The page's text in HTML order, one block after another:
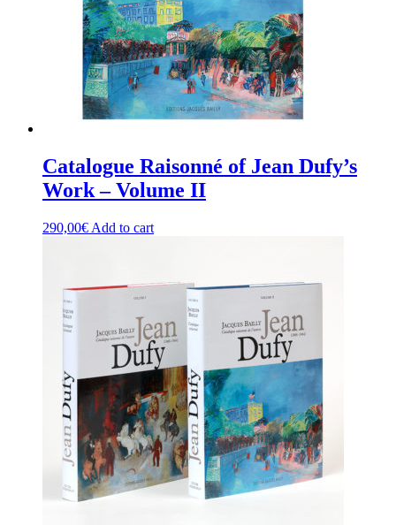
Catalogue Raisonné of Jean Dufy’s
Work – Volume II
290,00€ Add to cart